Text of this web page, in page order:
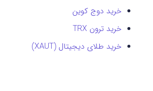
خرید دوج کوین
خرید ترون TRX
خرید طلای دیجیتال (XAUT)